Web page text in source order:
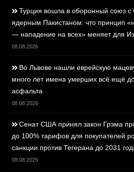
Турция вошла в оборонный союз с
ядерным Пакистаном: что принцип
— нападение на всех» меняет для
08.08.2026
Во Львове нашли еврейскую
много лет имена умерших всё ещё
асфальта
08.08.2026
Сенат США принял закон Грэма
до 100% тарифов для покупателей
санкции против Тегерана до 2031
08.08.2026